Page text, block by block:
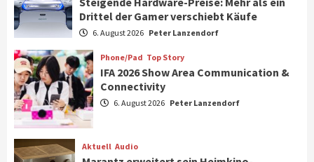
7
Smart Living Top Story
Verbraucher setzen immer mehr auf
1
Aktuell Gaming
Steigende Hardware-Preise: Mehr als ein
Drittel der Gamer verschiebt Käufe
Drittel der Gamer verschiebt Käufe
6. August 2026 Peter Lanzendorf
Phone/Pad Top Story
IFA 2026 Show Area Communication &
Connectivity
6. August 2026 Peter Lanzendorf
Aktuell Audio